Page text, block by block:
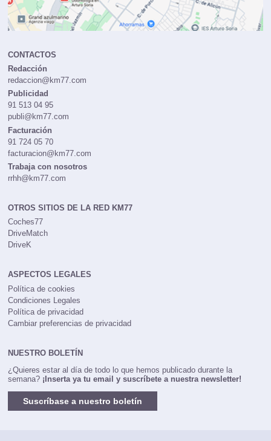
CONTACTOS
Redacción
redaccion@km77.com
Publicidad
91 513 04 95
publi@km77.com
Facturación
91 724 05 70
facturacion@km77.com
Trabaja con nosotros
rrhh@km77.com
OTROS SITIOS DE LA RED KM77
Coches77
DriveMatch
DriveK
ASPECTOS LEGALES
Política de cookies
Condiciones Legales
Política de privacidad
Cambiar preferencias de privacidad
NUESTRO BOLETÍN
¿Quieres estar al día de todo lo que hemos publicado durante la
semana? ¡Inserta ya tu email y suscríbete a nuestra newsletter!
Suscríbase a nuestro boletín